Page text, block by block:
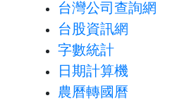
台灣公司查詢網
台股資訊網
字數統計
日期計算機
農曆轉國曆